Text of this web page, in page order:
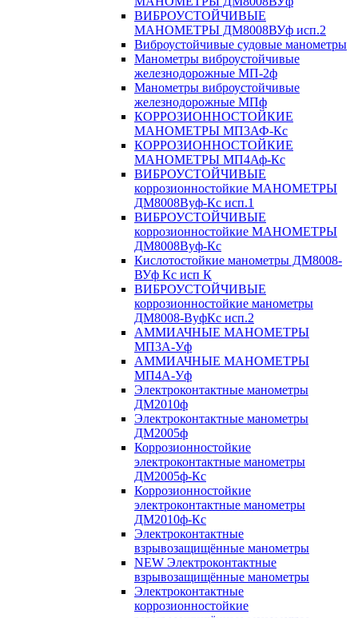
ВИБРОУСТОЙЧИВЫЕ
МАНОМЕТРЫ ДМ8008ВУф исп.2
Виброустойчивые судовые манометры
Манометры виброустойчивые
железнодорожные МП-2ф
Манометры виброустойчивые
железнодорожные МПф
КОРРОЗИОННОСТОЙКИЕ
МАНОМЕТРЫ МП3АФ-Кс
КОРРОЗИОННОСТОЙКИЕ
МАНОМЕТРЫ МП4Аф-Кс
ВИБРОУСТОЙЧИВЫЕ
коррозионностойкие МАНОМЕТРЫ
ДМ8008Вуф-Кс исп.1
ВИБРОУСТОЙЧИВЫЕ
коррозионностойкие МАНОМЕТРЫ
ДМ8008Вуф-Кс
Кислотостойкие манометры ДМ8008-
ВУф Кс исп К
ВИБРОУСТОЙЧИВЫЕ
коррозионностойкие манометры
ДМ8008-ВуфКс исп.2
АММИАЧНЫЕ МАНОМЕТРЫ
МП3А-Уф
АММИАЧНЫЕ МАНОМЕТРЫ
МП4А-Уф
Электроконтактные манометры
ДМ2010ф
Электроконтактные манометры
ДМ2005ф
Коррозионностойкие
электроконтактные манометры
ДМ2005ф-Кс
Коррозионностойкие
электроконтактные манометры
ДМ2010ф-Кс
Электроконтактные
взрывозащищённые манометры
NEW Электроконтактные
взрывозащищённые манометры
Электроконтактные
коррозионностойкие